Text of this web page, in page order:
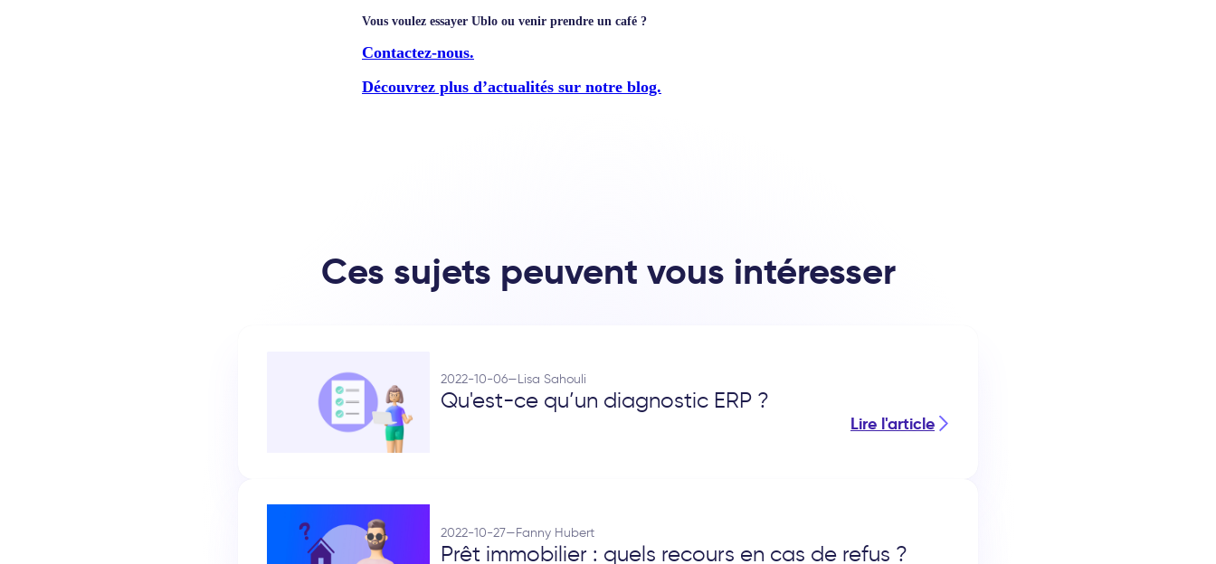
Vous voulez essayer Ublo ou venir prendre un café ?
Contactez-nous.
Découvrez plus d’actualités sur notre blog.
Ces sujets peuvent vous intéresser
2022-10-06—Lisa Sahouli
Qu'est-ce qu’un diagnostic ERP ?
Lire l'article
2022-10-27—Fanny Hubert
Prêt immobilier : quels recours en cas de refus ?